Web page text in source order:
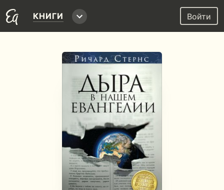
КНИГИ Войти